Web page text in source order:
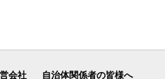
会社 自治体関係者の皆様へ